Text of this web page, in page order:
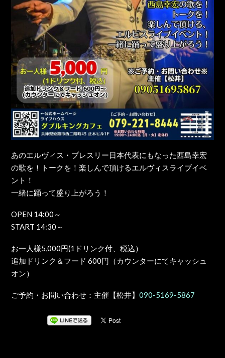
あのエルヴィス・プレスリー日本代表にもなった西島幸宏
の歌を！トークを！楽しんで頂けるエルヴィスライブイベ
ント！
一緒に踊って盛り上がろう！
OPEN 14:00～
START 14:30～
お一人様5,000円(1ドリンク付、税込）
追加ドリンク＆フード 600円（カウンターにてキャッシュ
オン）
ご予約・お問い合わせ：主催【松井】090-5169-5867